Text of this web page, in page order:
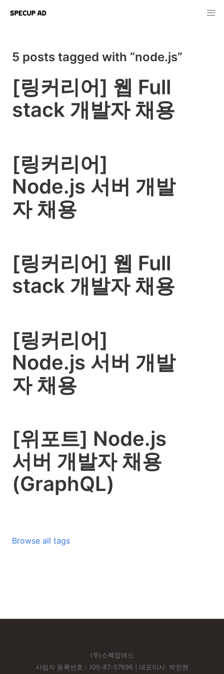
5 posts tagged with “node.js”
[링커리어] 웹 Full
stack 개발자 채용
[링커리어]
Node.js 서버 개발
자 채용
[링커리어] 웹 Full
stack 개발자 채용
[링커리어]
Node.js 서버 개발
자 채용
[위포트] Node.js
서버 개발자 채용
(GraphQL)
Browse all tags
(주)스펙업애드
사업자 등록번호 : 105-87-57696 | 대표이사: 박찬현